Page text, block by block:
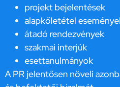
projekt bejelentések
alapkőletétel
átadó rendezvények
szakmai interjúk
esettanulmányok
A PR jelentősen növeli